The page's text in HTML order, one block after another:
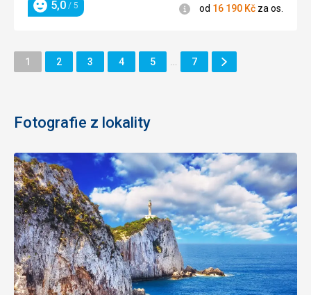
Hodnocení
5,0 / 5 Informace
od 16 190 Kč za os.
Stránka
1 Stránka
2 Stránka
3 Stránka
4 Stránka
5 Stránka
7
Další
Stránka
Fotografie z lokality